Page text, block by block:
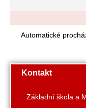
Automatické
Kontakt
Základní škola a